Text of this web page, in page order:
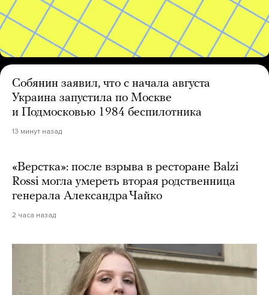
Собянин заявил, что с начала августа
Украина запустила по Москве
и Подмосковью 1984 беспилотника
13 минут назад
«Верстка»: после взрыва в ресторане Balzi
Rossi могла умереть вторая родственница
генерала Александра Чайко
2 часа назад